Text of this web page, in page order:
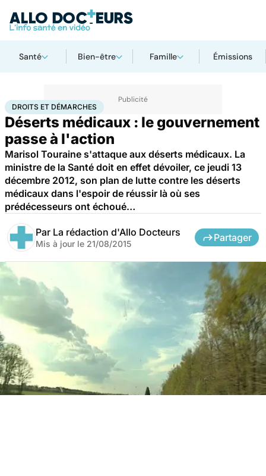
Santé Bien-être Famille Émissions
AccueilSantéSociétéDroits et démarches
DROITS ET DÉMARCHES
Déserts médicaux : le gouvernement
passe à l'action
Marisol Touraine s'attaque aux déserts médicaux. La
ministre de la Santé doit en effet dévoiler, ce jeudi 13
décembre 2012, son plan de lutte contre les déserts
médicaux dans l'espoir de réussir là où ses
prédécesseurs ont échoué…
Par La rédaction d'Allo Docteurs
Mis à jour le 21/08/2015
Partager